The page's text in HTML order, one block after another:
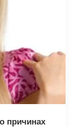
причинах